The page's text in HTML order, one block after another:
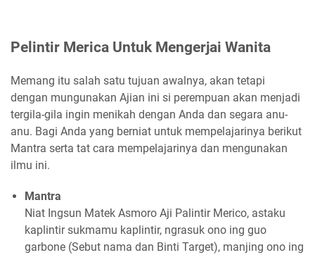
Pelintir Merica Untuk Mengerjai Wanita
Memang itu salah satu tujuan awalnya, akan tetapi
dengan mungunakan Ajian ini si perempuan akan menjadi
tergila-gila ingin menikah dengan Anda dan segara anu-
anu. Bagi Anda yang berniat untuk mempelajarinya berikut
Mantra serta tat cara mempelajarinya dan mengunakan
ilmu ini.
Mantra
Niat Ingsun Matek Asmoro Aji Palintir Merico, astaku
kaplintir sukmamu kaplintir, ngrasuk ono ing guo
garbone (Sebut nama dan Binti Target), manjing ono ing